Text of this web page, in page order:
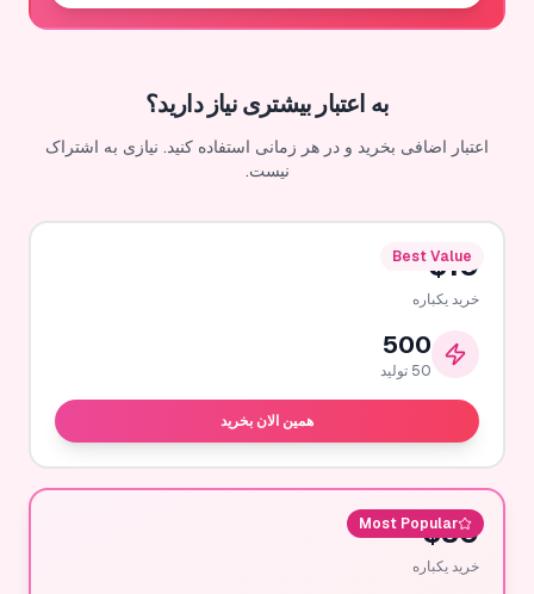
به اعتبار بیشتری نیاز دارید؟
اعتبار اضافی بخرید و در هر زمانی استفاده کنید. نیازی به اشتراک
نیست.
Best Value
$10
خرید یکباره
500
50 تولید
همین الان بخرید
Most Popular
$30
خرید یکباره